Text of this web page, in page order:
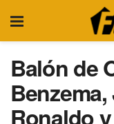
Balón de
Ronaldo